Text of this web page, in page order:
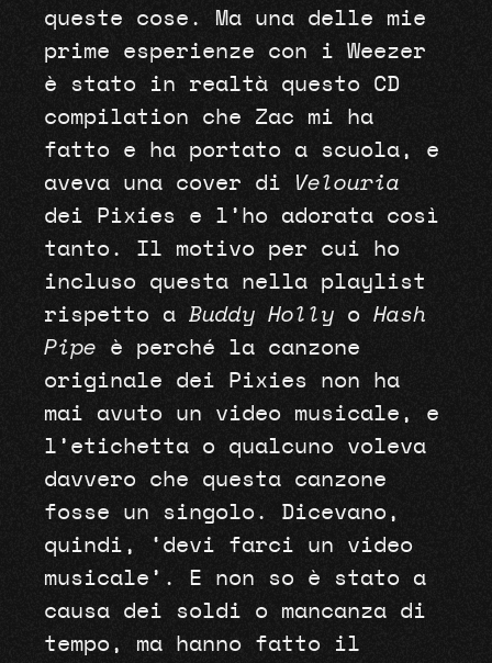
queste cose. Ma una delle mie
prime esperienze con i Weezer
è stato in realtà questo CD
compilation che Zac mi ha
fatto e ha portato a scuola, e
aveva una cover di
Velouria
dei Pixies e l’ho adorata così
tanto. Il motivo per cui ho
incluso questa nella playlist
rispetto a Buddy Hollyo Hash
Pipe è perché la canzone
originale dei Pixies non ha
mai avuto un video musicale, e
l’etichetta o qualcuno voleva
davvero che questa canzone
fosse un singolo. Dicevano,
quindi, ‘devi farci un video
musicale’. E non so è stato a
causa dei soldi o mancanza di
tempo, ma hanno fatto il